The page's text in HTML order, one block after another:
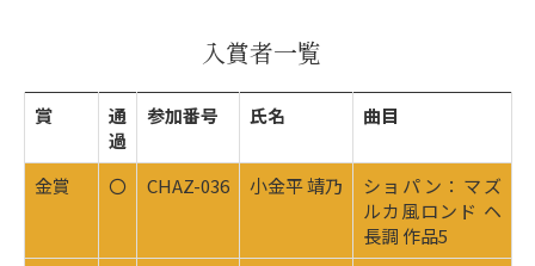
入賞者一覧
賞
通
過
参加番号 氏名 曲目
金賞 〇 CHAZ-036 小金平 靖乃
ショパン：マズ
ルカ風ロンド ヘ
長調 作品5